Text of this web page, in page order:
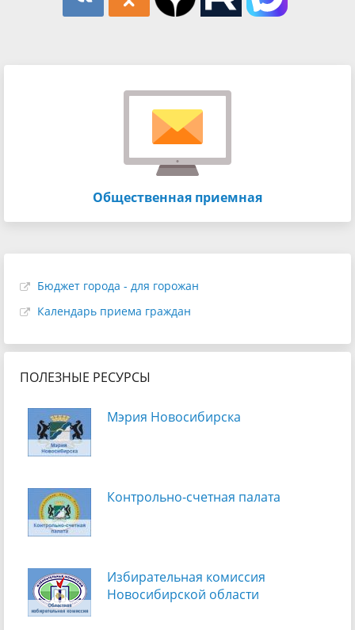
Общественная приемная
Бюджет города - для горожан
Календарь приема граждан
ПОЛЕЗНЫЕ РЕСУРСЫ
Мэрия Новосибирска
Контрольно-счетная палата
Избирательная комиссия
Новосибирской области